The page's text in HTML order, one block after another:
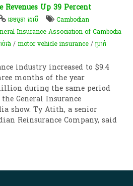
Up 39 Percent
ខេមបូឌា ដេលី
Cambodian
Insurance Association of Cambodia
រង /motor vehicle insurance /ប្រាក់​
industry increased to $9.4
months of the year
during the same period
General Insurance
show. Ty Atith, a senior
Reinsurance Company, said